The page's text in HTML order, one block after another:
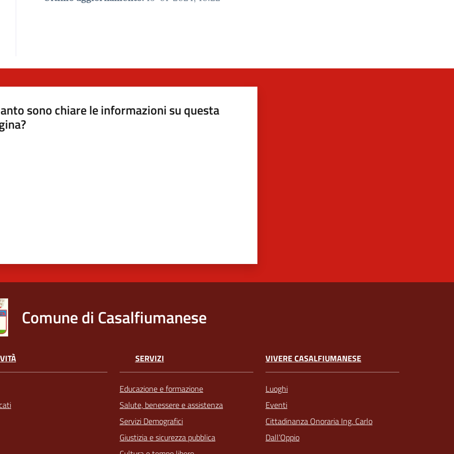
sono chiare le informazioni su questa
Comune di Casalfiumanese
SERVIZI
Educazione e formazione
Salute, benessere e assistenza
Servizi Demografici
Giustizia e sicurezza pubblica
VIVERE CASALFIUMANESE
Luoghi
Eventi
Cittadinanza Onoraria Ing. Carlo
Dall’Oppio